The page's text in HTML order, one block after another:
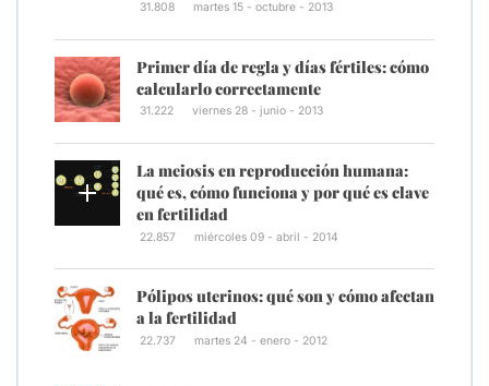
31.808 martes 15 - octubre - 2013
Primer día de regla y días fértiles: cómo
calcularlo correctamente
31.222 viernes 28 - junio - 2013
La meiosis en reproducción humana:
qué es, cómo funciona y por qué es clave
en fertilidad
22.857 miércoles 09 - abril - 2014
Pólipos uterinos: qué son y cómo afectan
a la fertilidad
22.737 martes 24 - enero - 2012